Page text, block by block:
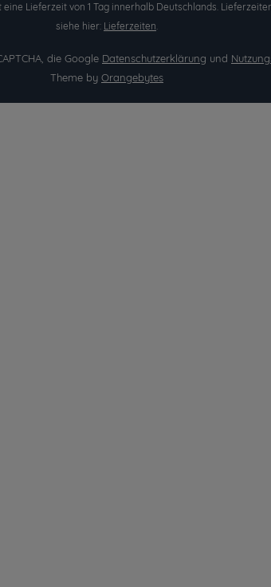
Lieferzeit von 1 Tag innerhalb Deutschlands.
siehe hier: Lieferzeiten.
die Google Datenschutzerklärung und
Theme by Orangebytes